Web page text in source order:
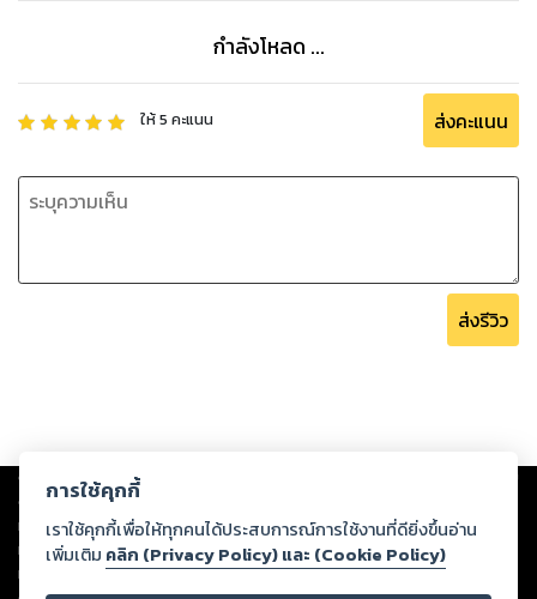
กำลังโหลด ...
ให้5 คะแนน ส่งคะแนน
ส่งรีวิว
Copyright © 2026
ต่อผลงานหรือเนื้อหาใดที่อัปโหลดผ่านเว็บไซต์และปรากฏว่าละเมิดสิทธิใน
ทรัพย์สินทางปัญญาของบุคคลอื่นหรือขัดต่อกฎหมายและศีลธรรม ดังนั้น ผู้อ่าน
ทุกท่านโปรดใช้วิจารณญาณในการกลั่นกรองด้วยตนเอง และหากท่านพบว่าส่วน
หนึ่งส่วนใดขัดต่อกฎหมายและศีลธรรม กรุณาแจ้งมายังบริษัท เพื่อทีมงานจะได้
การใช้คุกกี้
เราใช้คุกกี้เพื่อให้ทุกคนได้ประสบการณ์การใช้งานที่ดียิ่งขึ้นอ่าน
เพิ่มเติม คลิก (Privacy Policy) และ (Cookie Policy)